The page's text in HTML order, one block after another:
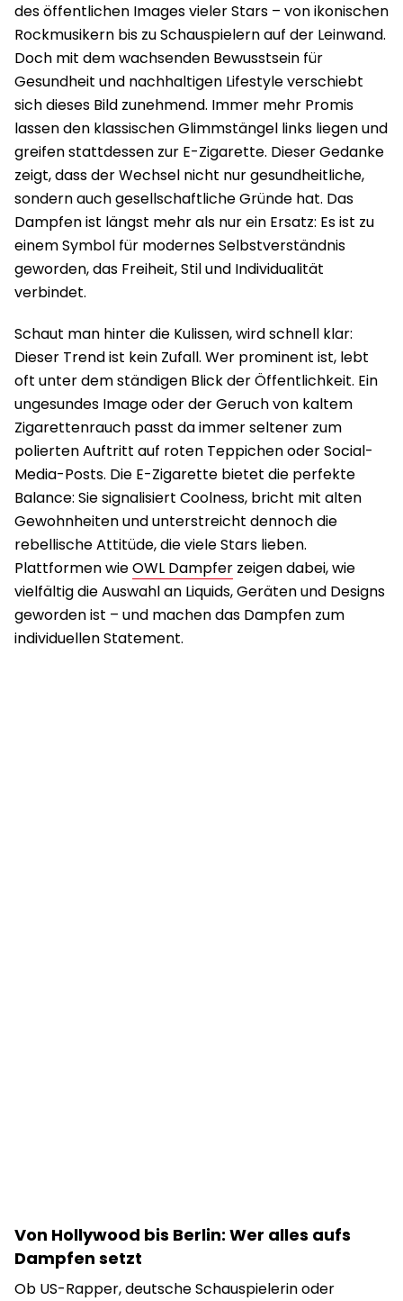
des öffentlichen Images vieler Stars – von ikonischen
Rockmusikern bis zu Schauspielern auf der Leinwand.
Doch mit dem wachsenden Bewusstsein für
Gesundheit und nachhaltigen Lifestyle verschiebt
sich dieses Bild zunehmend. Immer mehr Promis
lassen den klassischen Glimmstängel links liegen und
greifen stattdessen zur E-Zigarette. Dieser Gedanke
zeigt, dass der Wechsel nicht nur gesundheitliche,
sondern auch gesellschaftliche Gründe hat. Das
Dampfen ist längst mehr als nur ein Ersatz: Es ist zu
einem Symbol für modernes Selbstverständnis
geworden, das Freiheit, Stil und Individualität
verbindet.
Schaut man hinter die Kulissen, wird schnell klar:
Dieser Trend ist kein Zufall. Wer prominent ist, lebt
oft unter dem ständigen Blick der Öffentlichkeit. Ein
ungesundes Image oder der Geruch von kaltem
Zigarettenrauch passt da immer seltener zum
polierten Auftritt auf roten Teppichen oder Social-
Media-Posts. Die E-Zigarette bietet die perfekte
Balance: Sie signalisiert Coolness, bricht mit alten
Gewohnheiten und unterstreicht dennoch die
rebellische Attitüde, die viele Stars lieben.
Plattformen wieOWL Dampfer zeigen dabei, wie
vielfältig die Auswahl an Liquids, Geräten und Designs
geworden ist – und machen das Dampfen zum
individuellen Statement.
Von Hollywood bis Berlin: Wer alles aufs
Dampfen setzt
Ob US-Rapper, deutsche Schauspielerin oder